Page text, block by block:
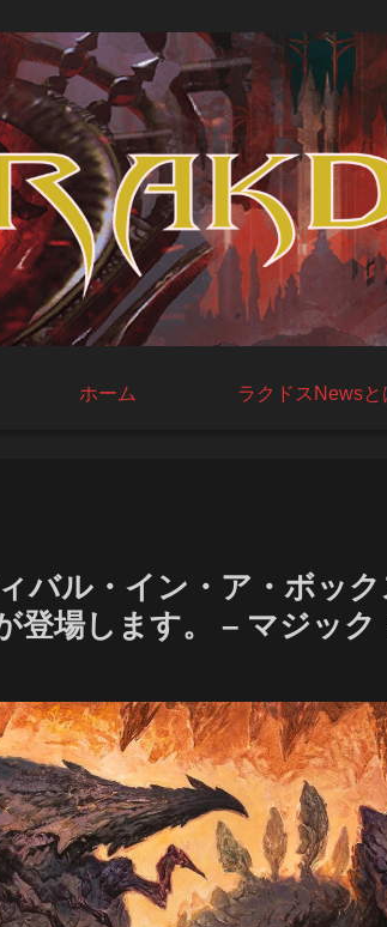
ホーム ラクドスNewsと
バル・イン・ア・ボッ
登場します。 – マジッ